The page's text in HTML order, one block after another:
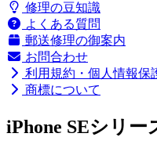
修理の豆知識
よくある質問
郵送修理の御案内
お問合わせ
利用規約・個人情報保
商標について
iPhone SEシリー